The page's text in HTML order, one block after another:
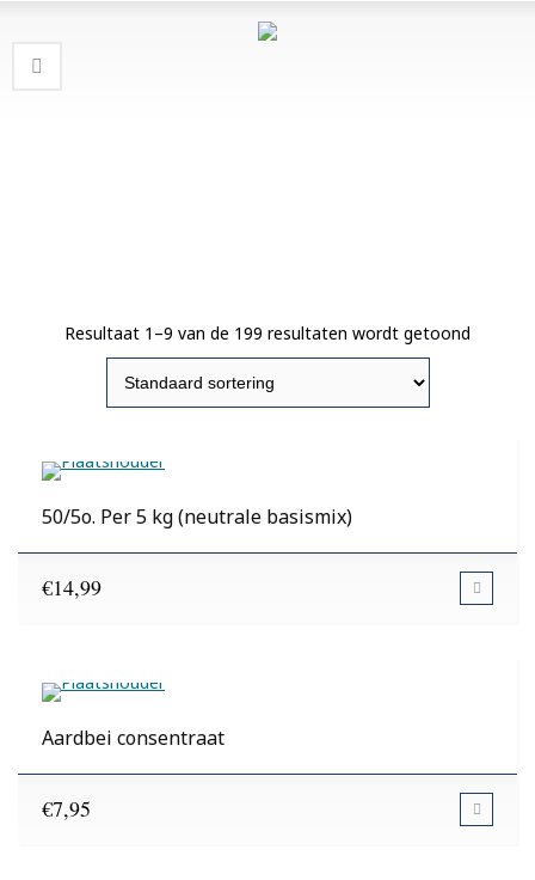
Resultaat 1–9 van de 199 resultaten wordt getoond
50/5o. Per 5 kg (neutrale basismix)
€14,99
Aardbei consentraat
€7,95